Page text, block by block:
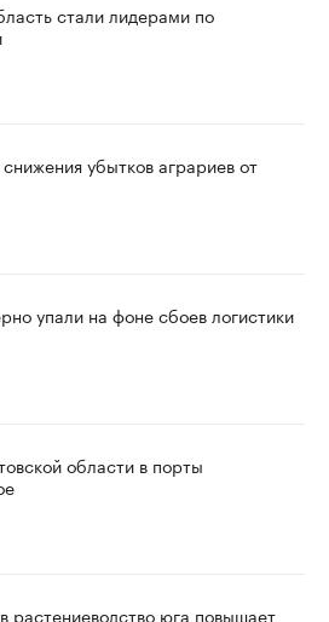
стали лидерами по
убытков аграриев от
упали на фоне сбоев логистики
области в порты
растениеводство юга повышает